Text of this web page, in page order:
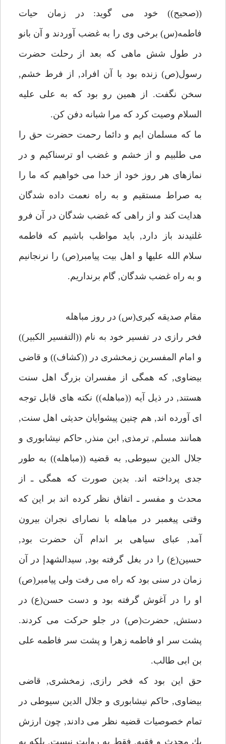
((صحيح)) خود مى گويد: در زمان حيات
فاطمه(س) برخى وى را به غضب آوردند و آن بانو
در طول شش ماهى كه بعد از رحلت حضرت
رسول(ص) زنده بود با آن افراد, از فرط خشم,
سخن نگفت. از همين رو بود كه به على عليه
السلام وصيت كرد كه مرا شبانه دفن كن.
ما كه مسلمان ايم و دائما رحمت حضرت حق را
مى طلبيم و از خشم و غضب او ترسناكيم و در
نمازهاى هر روز خود از خدا مى خواهيم كه ما را
به صراط مستقيم و به راه نعمت داده شدگان
هدايت كند و از راهى كه غضب شدگان در آن فرو
غلتيدند باز دارد, بايد مواظب باشيم كه فاطمه
سلام الله عليها و اهل بيت پيامبر(ص) را نرنجانيم
و به راه غضب شدگان, گام برنداريم.
مقام صديقه كبرى(س) در روز مباهله
فخر رازى در تفسير خود به نام ((التفسير الكبير))
و امام المفسرين زمخشرى در ((كشاف)) و قاضى
بيضاوى, كه همگى از مفسران بزرگ اهل سنت
هستند, در ذيل آيه ((مباهله)) نكته هاى قابل توجه
اى آورده اند, هم چنين پيشوايان حديثى اهل سنت,
همانند مسلم, ترمذى, ابن منذر, حاكم نيشابورى و
جلال الدين سيوطى, به قضيه ((مباهله)) به طور
جدى پرداخته اند. بدين صورت كه همگى ـ از
محدث و مفسر ـ اتفاق نظر كرده اند بر اين كه
وقتى پيغمبر در مباهله با نصاراى نجران بيرون
آمد, عباى سياهى بر اندام آن حضرت بود,
حسين(ع) را در بغل گرفته بود, سيدالشهدإ در آن
زمان در سنى بود كه راه مى رفت ولى پيامبر(ص)
او را در آغوش گرفته بود و دست حسن(ع) در
دستش, حضرت(ص) در جلو حركت مى كردند.
پشت سر او فاطمه زهرا و پشت سر فاطمه على
بن ابى طالب.
حق اين بود كه فخر رازى, زمخشرى, قاضى
بيضاوى, حاكم نيشابورى و جلال الدين سيوطى در
تمام خصوصيات قضيه نظر مى دادند, چون ارزش
يك محدث و فقيه, فقط به روايت نيست, بلكه به